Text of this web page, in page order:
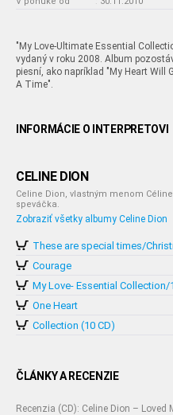
"My Love-Ultimate Essential
vydaný v roku 2008. Album
piesní, ako napríklad "My Heart Will
A Time".
INFORMÁCIE O INTERPRETOVI
CELINE DION
Celine Dion, vlastným menom
speváčka.
Zobraziť všetky albumy Celine Dion
These are special times/
Courage
My Love- Essential Collection/
One Heart
Collection (10 CD)
ČLÁNKY A RECENZIE
Recenzia (CD): Celine Dion – Loved